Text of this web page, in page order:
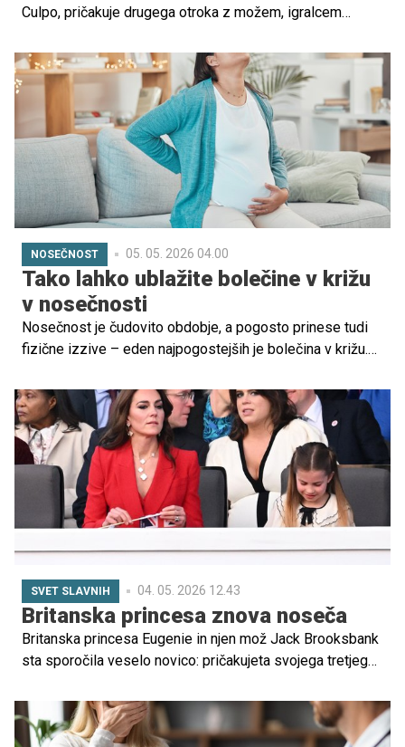
Culpo, pričakuje drugega otroka z možem, igralcem
Veselo novico je par sporočil prek Instagrama, kjer sta
objavila družinske fotografije in posnetke ultrazvoka.
NOSEČNOST 05. 05. 2026 04.00
Tako lahko ublažite bolečine v križu
v nosečnosti
Nosečnost je čudovito obdobje, a pogosto prinese tudi
fizične izzive – eden najpogostejših je bolečina v križu.
sprememb, ki potekajo v telesu nosečnice.
SVET SLAVNIH 04. 05. 2026 12.43
Britanska princesa znova noseča
Britanska princesa Eugenie in njen mož Jack Brooksbank
sta sporočila veselo novico: pričakujeta svojega tretjega
jo je delil tudi na družbenih omrežjih.